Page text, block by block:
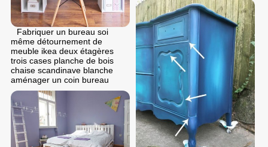
Fabriquer un bureau soi
même détournement de
meuble ikea deux étagères
trois cases planche de bois
chaise scandinave blanche
aménager un coin bureau